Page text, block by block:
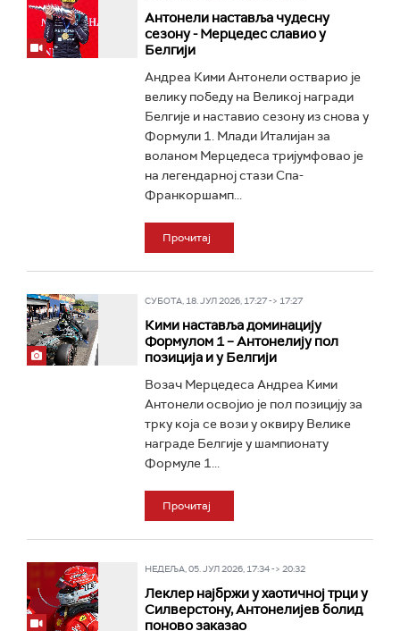
Aнтонели наставља чудесну
сезону - Мерцедес славио у
Белгији
Андреа Кими Антонели остварио је
велику победу на Великој награди
Белгије и наставио сезону из снова у
Формули 1. Млади Италијан за
воланом Мерцедеса тријумфовао је
на легендарној стази Спа-
Франкоршамп...
Прочитај
СУБОТА, 18. ЈУЛ 2026, 17:27 -> 17:27
Кими наставља доминацију
Формулом 1 – Антонелију пол
позиција и у Белгији
Возач Мерцедеса Андреа Кими
Антонели освојио је пол позицију за
трку која се вози у оквиру Велике
награде Белгије у шампионату
Формуле 1...
Прочитај
НЕДЕЉА, 05. ЈУЛ 2026, 17:34 -> 20:32
Леклер најбржи у хаотичној трци у
Силверстону, Антонелијев болид
поново заказао